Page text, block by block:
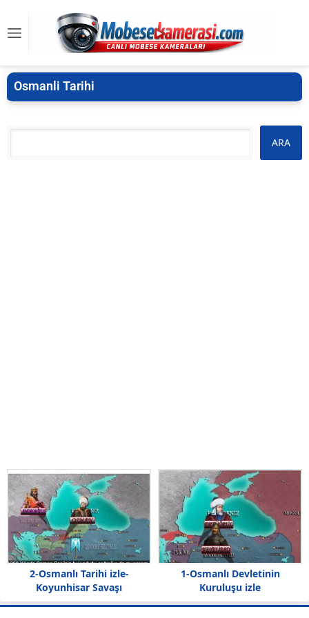
Osmanli Tarihi
2-Osmanlı Tarihi izle-
Koyunhisar Savaşı
1-Osmanlı Devletinin
Kuruluşu izle